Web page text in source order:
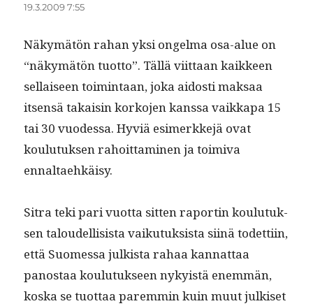
19.3.2009 7:55
Näkymätön rahan yksi ongel­ma osa-alue on
“näkymätön tuot­to”. Täl­lä viit­taan kaik­keen
sel­l­aiseen toim­intaan, joka aidosti mak­saa
itsen­sä takaisin korko­jen kanssa vaikka­pa 15
tai 30 vuodessa. Hyviä esimerkke­jä ovat
koulu­tuk­sen rahoit­ta­mi­nen ja toimi­va
ennaltaehkäisy.
Sitra teki pari vuot­ta sit­ten raportin koulu­tuk­
sen taloudel­li­sista vaiku­tuk­sista siinä todet­ti­in,
että Suomes­sa julk­ista rahaa kan­nat­taa
panos­taa koulu­tuk­seen nyky­istä enem­män,
kos­ka se tuot­taa parem­min kuin muut julkiset